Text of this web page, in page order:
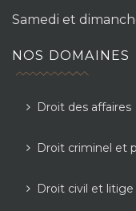
Samedi et
NOS DOMAINES
Droit des affaires
Droit criminel et
Droit civil et litige